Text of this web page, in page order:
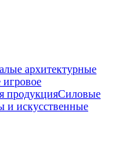
архитектурные
игровое
продукцияСиловые
и искусственные